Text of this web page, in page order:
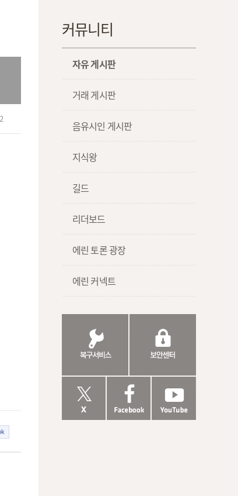
커뮤니티
자유 게시판
거래 게시판
음유시인 게시판
지식왕
길드
리더보드
에린 토론 광장
에린 커넥트